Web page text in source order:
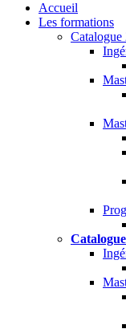
Accueil
Les formations
Catalogue